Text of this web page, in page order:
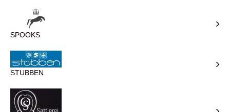
SPOOKS
STUBBEN